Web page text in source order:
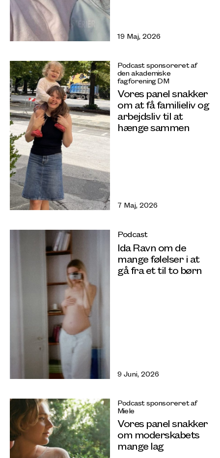
19 Maj, 2026
Podcast sponsoreret af
den akademiske
fagforening DM
Vores panel snakker
om at få familieliv og
arbejdsliv til at
hænge sammen
7 Maj, 2026
Podcast
Ida Ravn om de
mange følelser i at
gå fra et til to børn
9 Juni, 2026
Podcast sponsoreret af
Miele
Vores panel snakker
om moderskabets
mange lag